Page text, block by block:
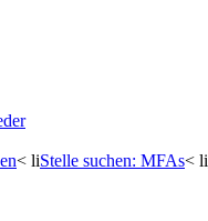
< liStelle suchen: MFAs< li